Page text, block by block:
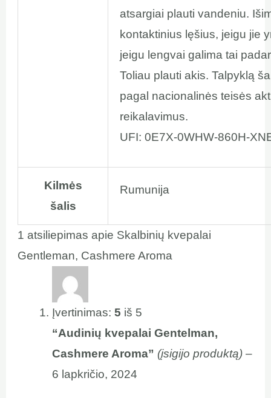
atsargiai plauti vandeniu.
kontaktinius lęšius, jeigu jie
jeigu lengvai galima tai
Toliau plauti akis. Talpyklą
pagal nacionalinės teisės
reikalavimus.
UFI: 0E7X-0WHW-860H-
Kilmės
šalis
Rumunija
1 atsiliepimas apie Skalbinių kvepalai
Gentleman, Cashmere Aroma
Įvertinimas:5 iš 5
“Audinių kvepalai Gentelman,
Cashmere Aroma” (įsigijo produktą) –
6 lapkričio, 2024